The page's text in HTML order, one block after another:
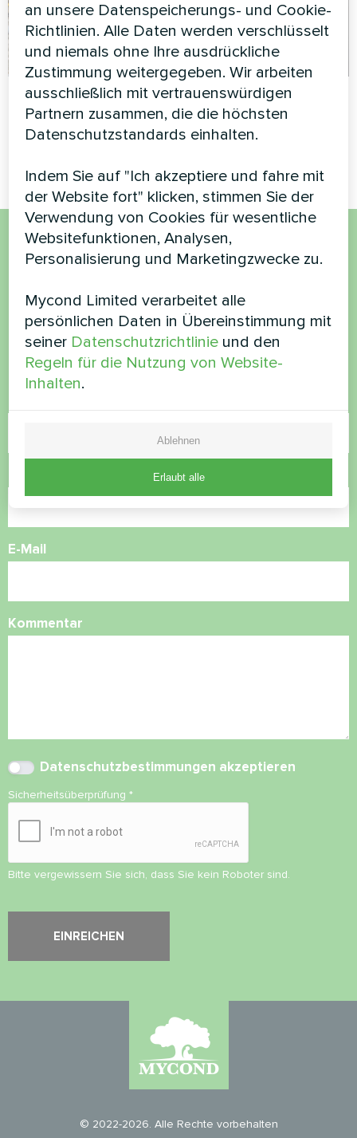
Hochzeitssalon
Split-Wärmepumpe Serie Hevi
Autowäsche
Split-Wärmepumpe Serie
Möchten Sie kaufen oder
haben Sie Fragen?
Kontaktieren Sie uns und wir werden Ihnen
helfen
E-Mail
Kommentar
Datenschutzbestimmungen akzeptieren
Sicherheitsüberprüfung *
Bitte vergewissern Sie sich, dass Sie kein Roboter sind.
© 2022-2026. Alle Rechte vorbehalten
an unsere Datenspeicherungs- und Cookie-
Richtlinien. Alle Daten werden verschlüsselt
und niemals ohne Ihre ausdrückliche
Zustimmung weitergegeben. Wir arbeiten
ausschließlich mit vertrauenswürdigen
Partnern zusammen, die die höchsten
Datenschutzstandards einhalten.
Indem Sie auf "Ich akzeptiere und fahre mit
der Website fort" klicken, stimmen Sie der
Verwendung von Cookies für wesentliche
Websitefunktionen, Analysen,
Personalisierung und Marketingzwecke zu.
Mycond Limited verarbeitet alle
persönlichen Daten in Übereinstimmung mit
seiner Datenschutzrichtlinie und den
Regeln für die Nutzung von Website-
Inhalten.
Ablehnen
Erlaubt alle